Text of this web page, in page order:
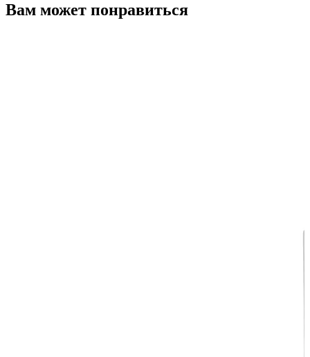
Вам может понравиться